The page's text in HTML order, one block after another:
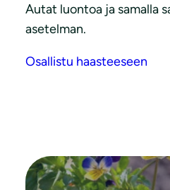
Autat luontoa ja samalla
asetelman.
Osallistu haasteeseen